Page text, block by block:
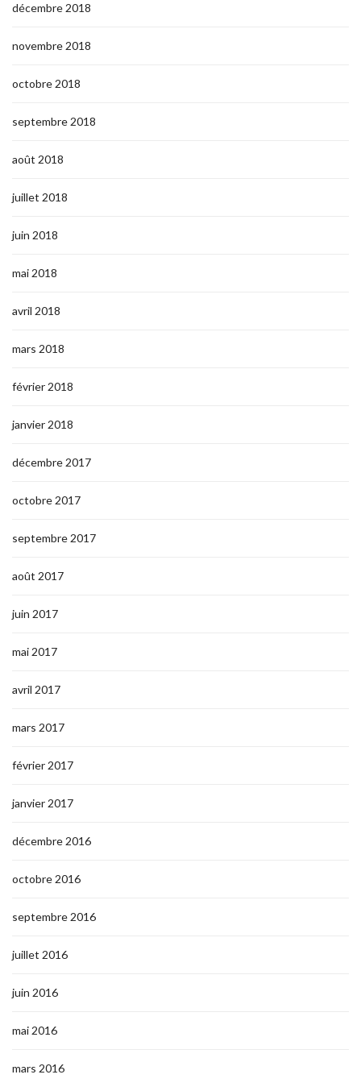
décembre 2018
novembre 2018
octobre 2018
septembre 2018
août 2018
juillet 2018
juin 2018
mai 2018
avril 2018
mars 2018
février 2018
janvier 2018
décembre 2017
octobre 2017
septembre 2017
août 2017
juin 2017
mai 2017
avril 2017
mars 2017
février 2017
janvier 2017
décembre 2016
octobre 2016
septembre 2016
juillet 2016
juin 2016
mai 2016
mars 2016